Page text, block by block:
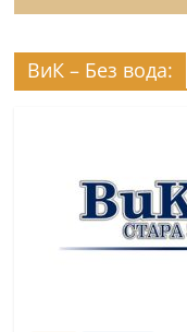
ВиК – Без вода: